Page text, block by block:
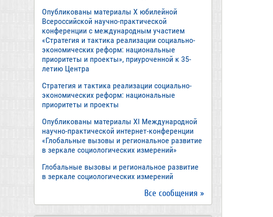
Опубликованы материалы X юбилейной
Всероссийской научно-практической
конференции с международным участием
«Стратегия и тактика реализации социально-
экономических реформ: национальные
приоритеты и проекты», приуроченной к 35-
летию Центра
Стратегия и тактика реализации социально-
экономических реформ: национальные
приоритеты и проекты
Опубликованы материалы XI Международной
научно-практической интернет-конференции
«Глобальные вызовы и региональное развитие
в зеркале социологических измерений»
Глобальные вызовы и региональное развитие
в зеркале социологических измерений
Все сообщения »